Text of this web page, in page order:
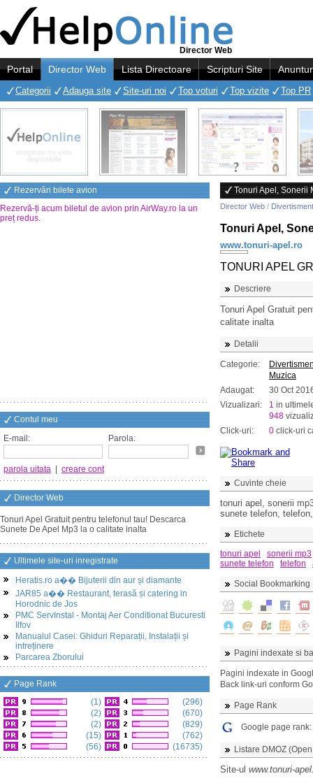
Director Web
Portal Director Web Lista Directoare Scripturi Site
Categorii Adauga site Site-uri noi Top voturi Top vizite Top PR
Rezervări bilete avion
Rezervă-ți acum biletul de avion prin AirWay.ro la un
preț redus.
Contul meu
E-mail:
Parola:
parola uitata creare cont
Director Web
Tonuri Apel Gratuit pentru telefonul tau! Descarca
Sunete De Apel Mp3 la o calitate inalta
Ultimele site-uri inregistrate
Heratis.ro a�� Bijuterii din aur și diamante
JAR85 a�� Restaurant, terasă și catering in
Horodnic de Jos
PMC ServInstal - Montaj Aer Conditionat Bucuresti
Ilfov
Manualul Casei: Ghiduri Reparații, Instalații și
intreținere
Parcarea Zborului
Page Rank
(1)
(2)
(2)
(15)
(56)
(296)
(670)
(829)
(762)
(16735)
Tonuri Apel, Sonerii
Director Web / Divertisment
Tonuri Apel,
www.tonuri-apel.ro
TONURI APEL
Descriere
Tonuri Apel Gratuit
calitate inalta
Detalii
Categorie:
Muzica
Adaugat:
30 Oct
Vizualizari:
1 in
948
Click-uri:
0 click-uri
Cuvinte cheie
tonuri apel, sonerii
sunete telefon,
Etichete
tonuri apel
sonerii mp3
sunete telefon
telefon
Social Bookmarking
Pagini indexate si
Pagini indexate in
Back link-uri conform
Page Rank
Google page rank:
Listare DMOZ
Site-ul www.tonuri-